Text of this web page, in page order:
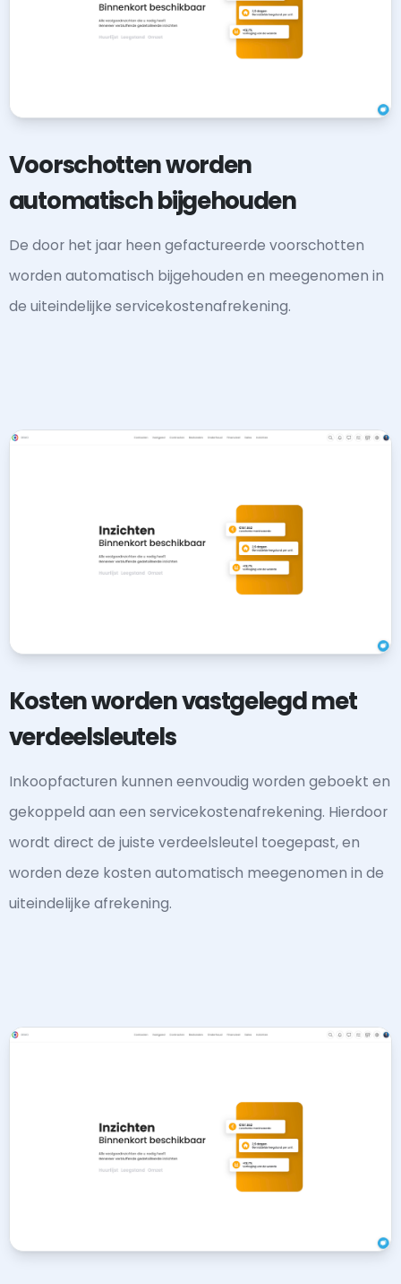
Voorschotten worden
automatisch bijgehouden
De door het jaar heen gefactureerde voorschotten
worden automatisch bijgehouden en meegenomen in
de uiteindelijke servicekostenafrekening.
Kosten worden vastgelegd met
verdeelsleutels
Inkoopfacturen kunnen eenvoudig worden geboekt en
gekoppeld aan een servicekostenafrekening. Hierdoor
wordt direct de juiste verdeelsleutel toegepast, en
worden deze kosten automatisch meegenomen in de
uiteindelijke afrekening.